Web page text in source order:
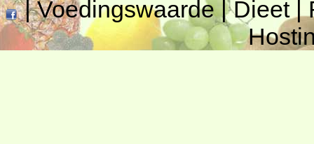
|Voedingswaarde|Dieet|